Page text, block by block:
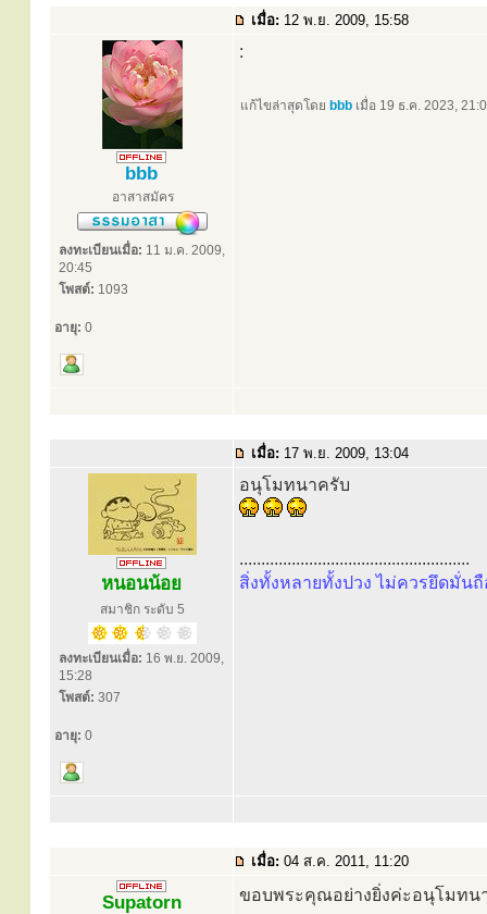
เมื่อ: 12 พ.ย. 2009, 15:58
bbb
อาสาสมัคร
ลงทะเบียนเมื่อ: 11 ม.ค. 2009,
20:45
โพสต์: 1093
อายุ: 0
:
แก้ไขล่าสุดโดย bbb เมื่อ 19 ธ.ค. 2023,
เมื่อ: 17 พ.ย. 2009, 13:04
หนอนน้อย
สมาชิก ระดับ 5
ลงทะเบียนเมื่อ: 16 พ.ย. 2009,
15:28
โพสต์: 307
อายุ: 0
อนุโมทนาครับ
.....................................................
สิ่งทั้งหลายทั้งปวง ไม่ควรยึดมั่น
เมื่อ: 04 ส.ค. 2011, 11:20
Supatorn ขอบพระคุณอย่างยิ่งค่ะอนุโมทน